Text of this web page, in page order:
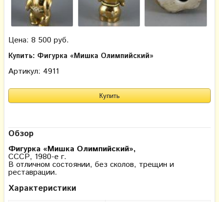
Цена: 8 500 руб.
Купить: Фигурка «Мишка Олимпийский»
Артикул: 4911
Обзор
Фигурка «Мишка Олимпийский»,
СССР, 1980-е г.
В отличном состоянии, без сколов, трещин и
реставрации.
Характеристики